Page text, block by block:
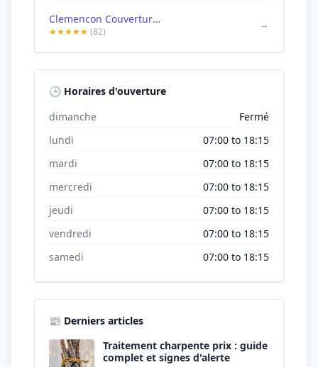
Clemencon Couverture 78 | Couvreur Versailles | Couvreur 78
★★★★★ (82)
→
🕒 Horaires d'ouverture
dimanche
Fermé
lundi
07:00 to 18:15
mardi
07:00 to 18:15
mercredi
07:00 to 18:15
jeudi
07:00 to 18:15
vendredi
07:00 to 18:15
samedi
07:00 to 18:15
📰 Derniers articles
Traitement charpente prix : guide
complet et signes d'alerte